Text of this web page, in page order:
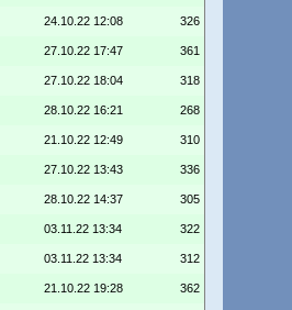
24.10.22 12:08 326
27.10.22 17:47 361
27.10.22 18:04 318
28.10.22 16:21 268
21.10.22 12:49 310
27.10.22 13:43 336
28.10.22 14:37 305
03.11.22 13:34 322
03.11.22 13:34 312
21.10.22 19:28 362